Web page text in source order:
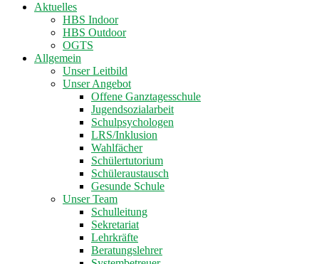
Aktuelles
HBS Indoor
HBS Outdoor
OGTS
Allgemein
Unser Leitbild
Unser Angebot
Offene Ganztagesschule
Jugendsozialarbeit
Schulpsychologen
LRS/Inklusion
Wahlfächer
Schülertutorium
Schüleraustausch
Gesunde Schule
Unser Team
Schulleitung
Sekretariat
Lehrkräfte
Beratungslehrer